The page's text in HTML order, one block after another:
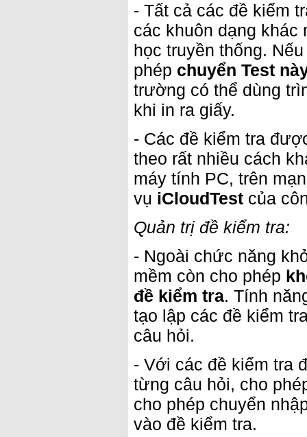
- Tất cả các đề kiểm
các khuôn dạng khác
học truyền thống.
phép chuyển Test
trường có thể dùng
khi in ra giấy.
- Các đề kiểm tra
theo rất nhiều cách
máy tính PC, trên
vụ iCloudTest của
Quản trị đề kiểm tra:
- Ngoài chức năng
mềm còn cho phép
đề kiểm tra. Tính
tạo lập các đề kiểm
câu hỏi.
- Với các đề kiểm tra
từng câu hỏi, cho
cho phép chuyển
vào đề kiểm tra.